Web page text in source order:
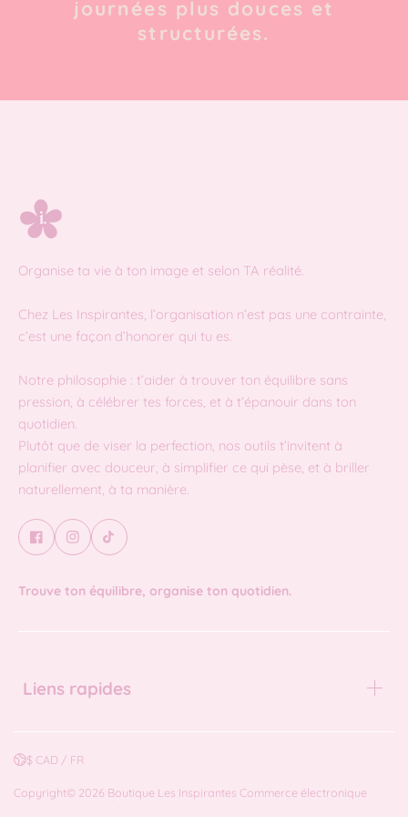
journées plus douces et
structurées.
Organise ta vie à ton image et selon TA réalité.
Chez Les Inspirantes, l’organisation n’est pas une contrainte,
c’est une façon d’honorer qui tu es.
Notre philosophie : t’aider à trouver ton équilibre sans
pression, à célébrer tes forces, et à t’épanouir dans ton
quotidien.
Plutôt que de viser la perfection, nos outils t’invitent à
planifier avec douceur, à simplifier ce qui pèse, et à briller
naturellement, à ta manière.
Trouve ton équilibre, organise ton quotidien.
Liens rapides
$ CAD / FR
Copyright© 2026 Boutique Les Inspirantes Commerce électronique